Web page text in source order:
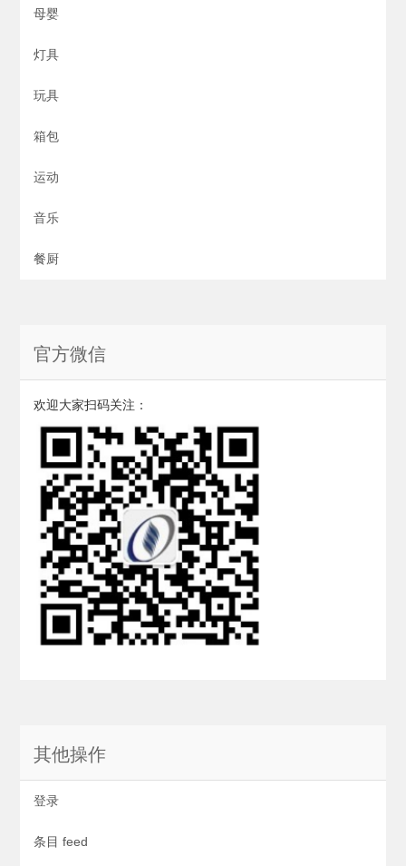
母婴
灯具
玩具
箱包
运动
音乐
餐厨
官方微信
欢迎大家扫码关注：
其他操作
登录
条目 feed